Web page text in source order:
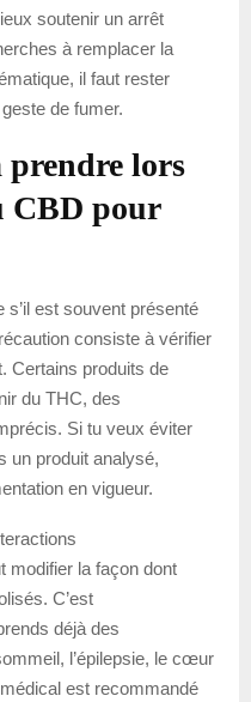
soutenir un arrêt
à remplacer la
il faut rester
de fumer.
prendre lors
CBD pour
s’il est souvent présenté
consiste à vérifier
Certains produits de
du THC, des
Si tu veux éviter
un produit analysé,
en vigueur.
modifier la façon dont
C’est
déjà des
l’épilepsie, le cœur
est recommandé